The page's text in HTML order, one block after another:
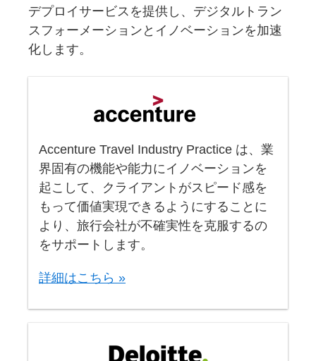
デプロイサービスを提供し、デジタルトラン
スフォーメーションとイノベーションを加速
化します。
Accenture Travel Industry Practice は、業
界固有の機能や能力にイノベーションを
起こして、クライアントがスピード感を
もって価値実現できるようにすることに
より、旅行会社が不確実性を克服するの
をサポートします。
詳細はこちら »